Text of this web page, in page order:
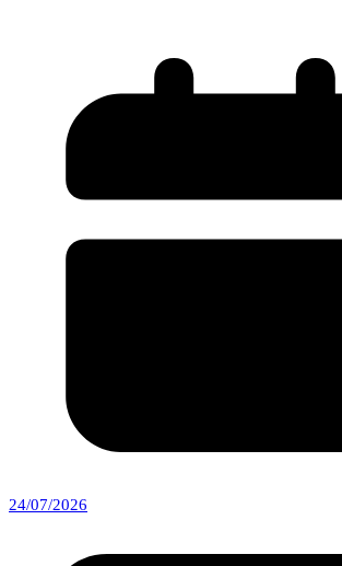
24/07/2026